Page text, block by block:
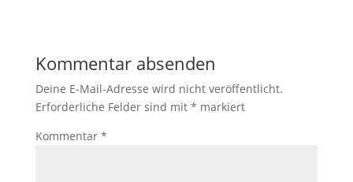
Kommentar absenden
Deine E-Mail-Adresse wird nicht veröffentlicht.
Erforderliche Felder sind mit * markiert
Kommentar *